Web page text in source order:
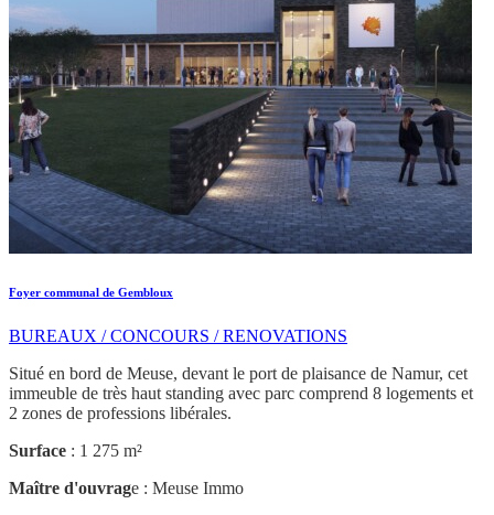
Foyer communal de Gembloux
BUREAUX / CONCOURS / RENOVATIONS
Situé en bord de Meuse, devant le port de plaisance de Namur, cet
immeuble de très haut standing avec parc comprend 8 logements et
2 zones de professions libérales.
Surface : 1 275 m²
Maître d'ouvrage : Meuse Immo